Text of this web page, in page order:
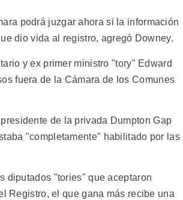
podrá juzgar ahora si la información
dio vida al registro, agregó Downey.
y ex primer ministro "tory" Edward
fuera de la Cámara de los Comunes
de la privada Dumpton Gap
"completamente" habilitado por las
diputados "tories" que aceptaron
Registro, el que gana más recibe una